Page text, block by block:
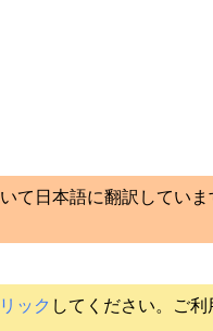
て日本語に翻訳してい
ック してください。ご利